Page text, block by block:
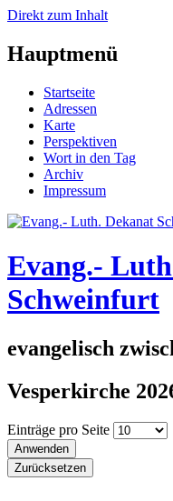
Direkt zum Inhalt
Hauptmenü
Startseite
Adressen
Karte
Perspektiven
Wort in den Tag
Archiv
Impressum
Evang.-
Schweinfurt
evangelisch
Vesperkirche
Einträge pro Seite